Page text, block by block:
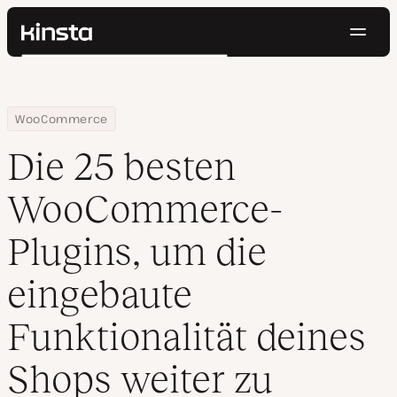
Kinsta®
Preise
Kontakt
Suchen
Home
Ressourcen Center
WooCommerce
Die 25 besten WooCommerce-Plugins, um die eingebaute
Die 25 besten
WooCommerce-
Plugins, um die
eingebaute
Funktionalität deines
Shops weiter zu